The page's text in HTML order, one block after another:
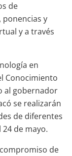
de
ponencias y
y a través
en
Conocimiento
al gobernador
se realizarán
de diferentes
de mayo.
de